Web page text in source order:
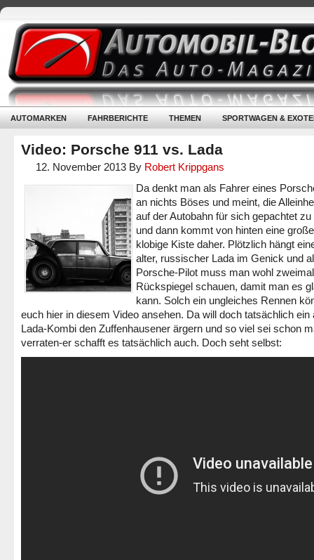
AUTOMARKEN FAHRBERICHTE THEMEN SPORTWAGEN &
Video: Porsche 911 vs. Lada
12. November 2013 By Robert Krippgans
Da denkt man als Fahrer eines
an nichts Böses und meint, die
auf der Autobahn für sich gepachtet zu
und dann kommt von hinten eine
klobige Kiste daher. Plötzlich hängt
alter, russischer Lada im Genick und
Porsche-Pilot muss man wohl
Rückspiegel schauen, damit man es
kann. Solch ein ungleiches Rennen
euch hier in diesem Video ansehen. Da will doch tatsächlich ein
Lada-Kombi den Zuffenhausener ärgern und so viel sei schon
verraten-er schafft es tatsächlich auch. Doch seht selbst: